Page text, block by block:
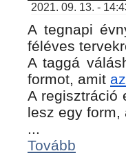
2021. 09. 13. -
A tegnapi
féléves
A taggá
formot, amit
A regisztráció
lesz egy
...
Tovább